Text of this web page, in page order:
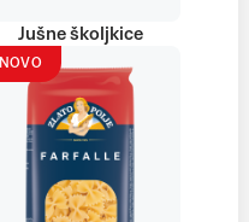
Jušne školjkice
NOVO